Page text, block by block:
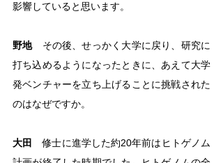
影響していると思います。
野地 その後、せっかく大学に戻り、研究に
打ち込めるようになったときに、あえて大学
発ベンチャーを立ち上げることに挑戦された
のはなぜですか。
大田
修士に進学した約20年前はヒトゲノム